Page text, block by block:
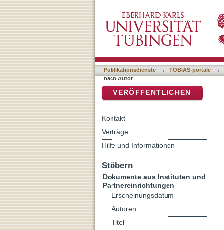
Publikationsdienste → TOBIAS-portale →
nach Autor
VERÖFFENTLICHEN
Kontakt
Verträge
Hilfe und Informationen
Stöbern
Dokumente aus Instituten und
Partnereinrichtungen
Erscheinungsdatum
Autoren
Titel